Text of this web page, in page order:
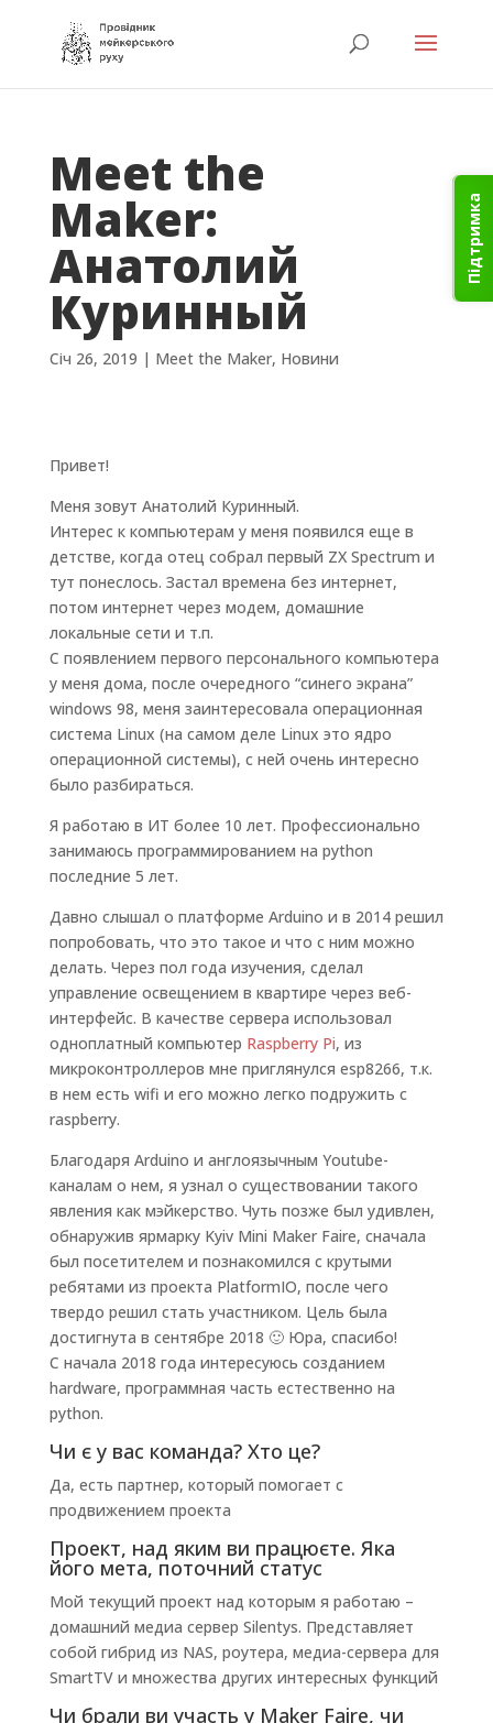
Підтримка
Meet the
Maker:
Анатолий
Куринный
Січ 26, 2019 | Meet the Maker, Новини
Привет!
Меня зовут Анатолий Куринный.
Интерес к компьютерам у меня появился еще в
детстве, когда отец собрал первый ZX Spectrum и
тут понеслось. Застал времена без интернет,
потом интернет через модем, домашние
локальные сети и т.п.
С появлением первого персонального компьютера
у меня дома, после очередного “синего экрана”
windows 98, меня заинтересовала операционная
система Linux (на самом деле Linux это ядро
операционной системы), с ней очень интересно
было разбираться.
Я работаю в ИТ более 10 лет. Профессионально
занимаюсь программированием на python
последние 5 лет.
Давно слышал о платформе Arduino и в 2014 решил
попробовать, что это такое и что с ним можно
делать. Через пол года изучения, сделал
управление освещением в квартире через веб-
интерфейс. В качестве сервера использовал
одноплатный компьютер Raspberry Pi, из
микроконтроллеров мне приглянулся esp8266, т.к.
в нем есть wifi и его можно легко подружить с
raspberry.
Благодаря Arduino и англоязычным Youtube-
каналам о нем, я узнал о существовании такого
явления как мэйкерство. Чуть позже был удивлен,
обнаружив ярмарку Kyiv Mini Maker Faire, сначала
был посетителем и познакомился с крутыми
ребятами из проекта PlatformIO, после чего
твердо решил стать участником. Цель была
достигнута в сентябре 2018 🙂 Юра, спасибо!
С начала 2018 года интересуюсь созданием
hardware, программная часть естественно на
python.
Чи є у вас команда? Хто це?
Да, есть партнер, который помогает с
продвижением проекта
Проект, над яким ви працюєте. Яка
його мета, поточний статус
Мой текущий проект над которым я работаю –
домашний медиа сервер Silentys. Представляет
собой гибрид из NAS, роутера, медиа-сервера для
SmartTV и множества других интересных функций
Чи брали ви участь у Maker Faire, чи